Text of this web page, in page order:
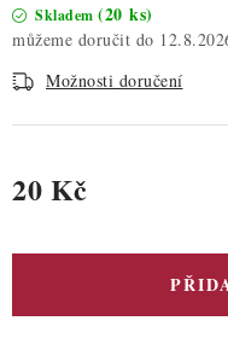
Skladem (20 ks)
Možnosti doručení
20 Kč